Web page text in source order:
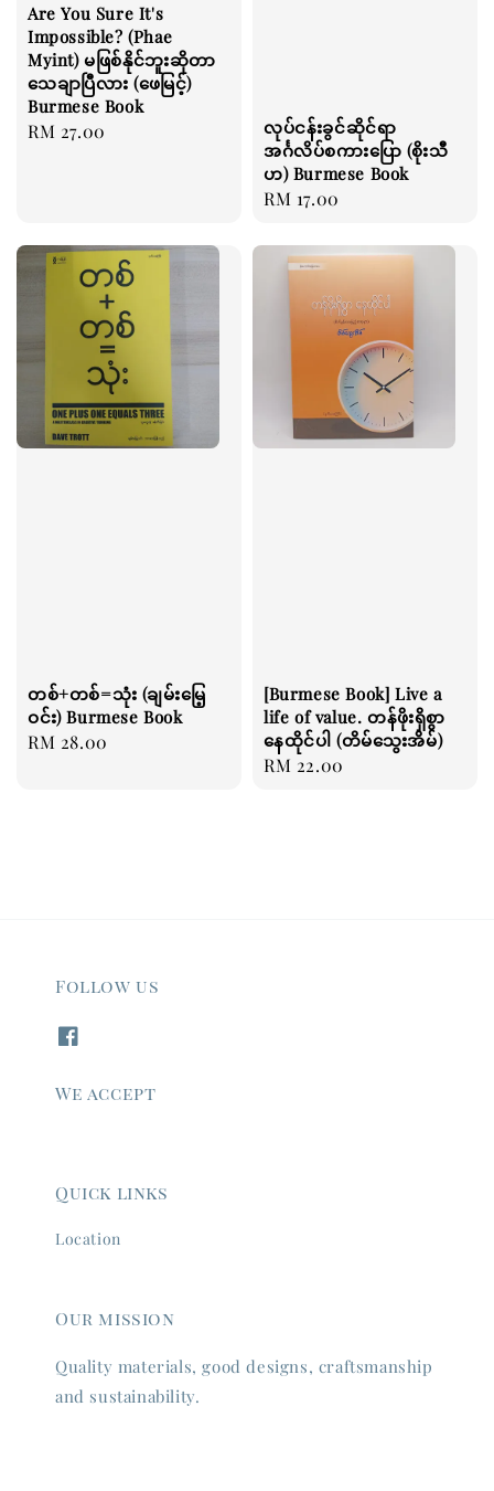
Are You Sure It's
Impossible? (Phae
Myint) မဖြစ်နိုင်ဘူးဆိုတာ
သေချာပြီလား (ဖေမြင့်)
Burmese Book
Regular
RM 27.00
လုပ်ငန်းခွင်ဆိုင်ရာ
အင်္ဂလိပ်စကားပြော (စိုးသီ
ဟ) Burmese Book
Regular
RM 17.00
တစ်+တစ်=သုံး (ချမ်းမြေ့
ဝင်း) Burmese Book
Regular
RM 28.00
[Burmese Book] Live a
life of value. တန်ဖိုးရှိစွာ
နေထိုင်ပါ (တိမ်သွေးအိမ်)
Regular
RM 22.00
Follow us
We accept
Quick links
Location
Our mission
Quality materials, good designs, craftsmanship
and sustainability.